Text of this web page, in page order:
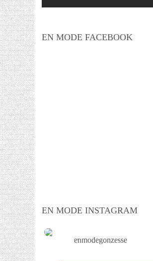
EN MODE FACEBOOK
EN MODE INSTAGRAM
enmodegonzesse